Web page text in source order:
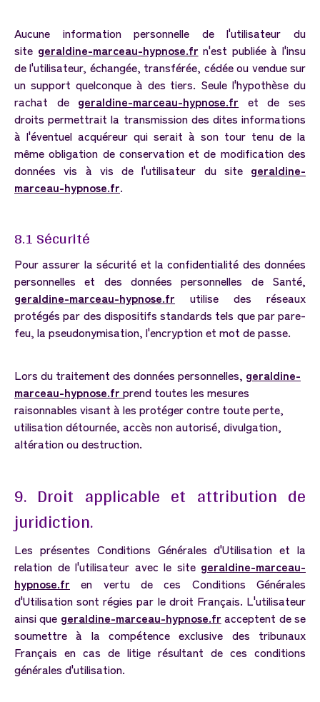
Aucune information personnelle de l'utilisateur du
site geraldine-marceau-hypnose.fr n'est publiée à l'insu
de l'utilisateur, échangée, transférée, cédée ou vendue sur
un support quelconque à des tiers. Seule l'hypothèse du
rachat de geraldine-marceau-hypnose.fr et de ses
droits permettrait la transmission des dites informations
à l'éventuel acquéreur qui serait à son tour tenu de la
même obligation de conservation et de modification des
données vis à vis de l'utilisateur du site geraldine-
marceau-hypnose.fr.
8.1Sécurité
Pour assurer la sécurité et la confidentialité des données
personnelles et des données personnelles de Santé,
geraldine-marceau-hypnose.fr utilise des réseaux
protégés par des dispositifs standards tels que par pare-
feu, la pseudonymisation, l'encryption et mot de passe.
Lors du traitement des données personnelles, geraldine-
marceau-hypnose.fr prend toutes les mesures
raisonnables visant à les protéger contre toute perte,
utilisation détournée, accès non autorisé, divulgation,
altération ou destruction.
9. Droit applicable et attribution de
juridiction.
Les présentes Conditions Générales d'Utilisation et la
relation de l'utilisateur avec le site geraldine-marceau-
hypnose.fr en vertu de ces Conditions Générales
d'Utilisation sont régies par le droit Français. L'utilisateur
ainsi que geraldine-marceau-hypnose.fr acceptent de se
soumettre à la compétence exclusive des tribunaux
Français en cas de litige résultant de ces conditions
générales d'utilisation.